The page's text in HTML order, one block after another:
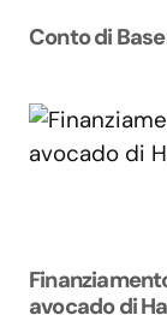
Conto di
avocado di